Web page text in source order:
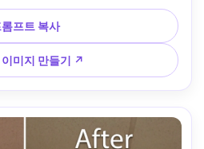
록 하세요 --ar 4:5
프트 복사
이미지 만들기 ↗